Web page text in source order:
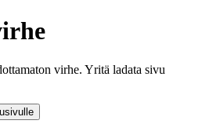
virhe. Yritä ladata sivu